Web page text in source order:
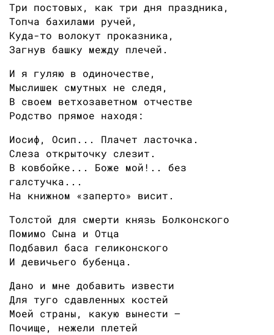
Три постовых, как три дня праздника,
Топча бахилами ручей,
Куда-то волокут проказника,
Загнув башку между плечей.
И я гуляю в одиночестве,
Мыслишек смутных не следя,
В своем ветхозаветном отчестве
Родство прямое находя:
Иосиф, Осип... Плачет ласточка.
Слеза открыточку слезит.
В ковбойке... Боже мой!.. без
галстучка...
На книжном «заперто» висит.
Толстой для смерти князь Болконского
Помимо Сына и Отца
Подбавил баса геликонского
И девичьего бубенца.
Дано и мне добавить извести
Для туго сдавленных костей
Моей страны, какую вынести —
Почище, нежели плетей